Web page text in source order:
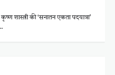
शास्त्री की ‘सनातन एकता पदयात्रा’